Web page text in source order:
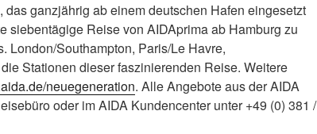
ganzjährig ab einem deutschen Hafen eingesetzt
siebentägige Reise von AIDAprima ab Hamburg zu
London/Southampton, Paris/Le Havre,
Stationen dieser faszinierenden Reise. Weitere
neuegeneration. Alle Angebote aus der AIDA
oder im AIDA Kundencenter unter +49 (0) 381 /